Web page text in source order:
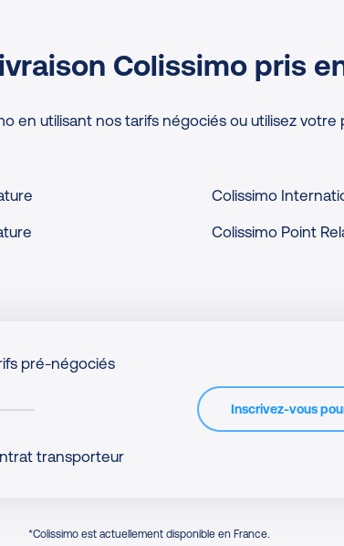
Colissimo pris
en utilisant nos tarifs négociés ou utilisez
Colissimo
Colissimo Point
pré-négociés
transporteur
Inscrivez-vous
*Colissimo est actuellement disponible en France.